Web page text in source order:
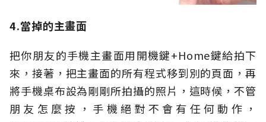
4.當掉的主畫面
把你朋友的手機主畫面用開機鍵+Home鍵給拍下
來，接著，把主畫面的所有程式移到別的頁面，再
將手機桌布設為剛剛所拍攝的照片，這時候，不管
朋友怎麼按，手機絕對不會有任何動作，